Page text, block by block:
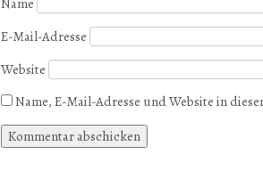
Name
E-Mail-Adresse
Website
Name, E-Mail-Adresse und Website in